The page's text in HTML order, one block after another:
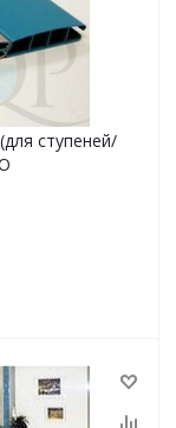
ступеней/